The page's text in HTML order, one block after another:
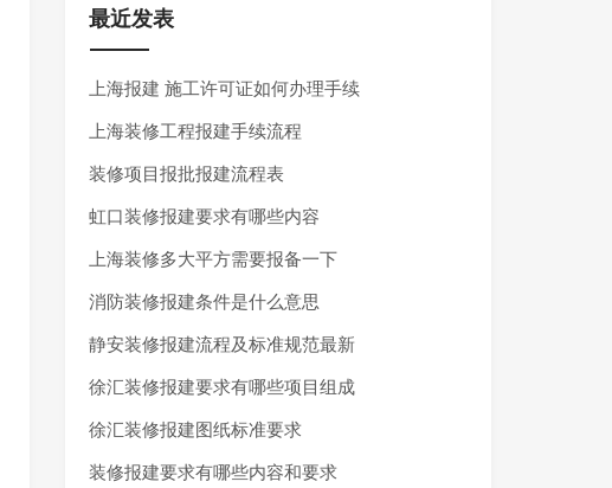
最近发表
上海报建 施工许可证如何办理手续
上海装修工程报建手续流程
装修项目报批报建流程表
虹口装修报建要求有哪些内容
上海装修多大平方需要报备一下
消防装修报建条件是什么意思
静安装修报建流程及标准规范最新
徐汇装修报建要求有哪些项目组成
徐汇装修报建图纸标准要求
装修报建要求有哪些内容和要求